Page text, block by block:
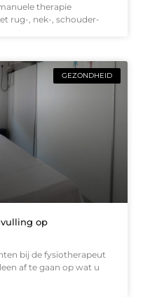
therapie
rug-, nek-, schouder-
GEZONDHEID
op
bij de fysiotherapeut
af te gaan op wat u